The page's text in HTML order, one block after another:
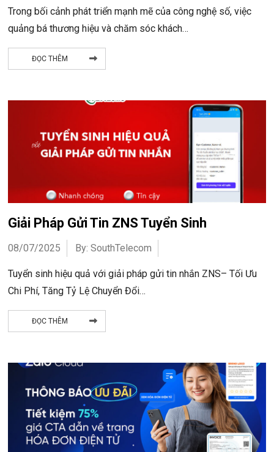
Trong bối cảnh phát triển mạnh mẽ của công nghệ số, việc
quảng bá thương hiệu và chăm sóc khách…
ĐỌC THÊM
Giải Pháp Gửi Tin ZNS Tuyển Sinh
08/07/2025 By: SouthTelecom
Tuyển sinh hiệu quả với giải pháp gửi tin nhắn ZNS– Tối Ưu
Chi Phí, Tăng Tỷ Lệ Chuyển Đổi…
ĐỌC THÊM